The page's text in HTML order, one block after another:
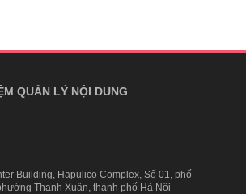
QUẢN LÝ NỘI DUNG
Building, Hapulico Complex, Số 01, phố
Thanh Xuân, thành phố Hà Nội